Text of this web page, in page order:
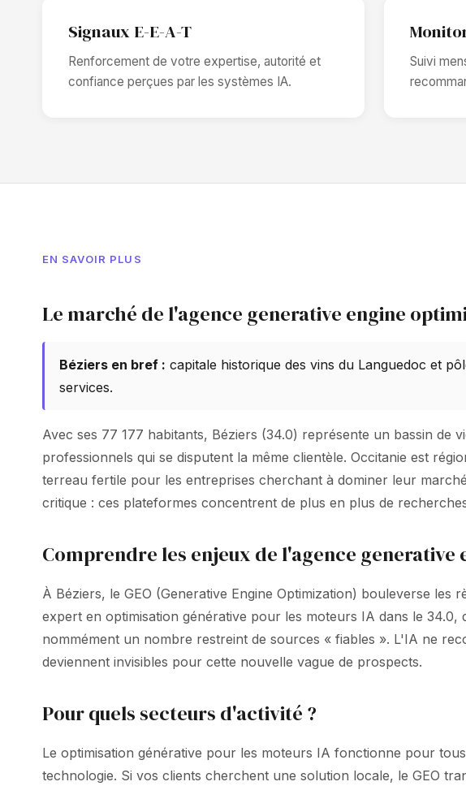
Signaux E-E-A-T
Renforcement de votre expertise, autorité et
confiance perçues par les systèmes IA.
Suivi
EN SAVOIR PLUS
Le marché de l'agence generative engine
Béziers en bref : capitale historique des vins du Languedoc et
services.
Avec ses 77 177 habitants, Béziers (34.0) représente un bassin de
professionnels qui se disputent la même clientèle. Occitanie est
terreau fertile pour les entreprises cherchant à dominer leur
critique : ces plateformes concentrent de plus en plus de
Comprendre les enjeux de l'agence generative
À Béziers, le GEO (Generative Engine Optimization) bouleverse
expert en optimisation générative pour les moteurs IA dans le
nommément un nombre restreint de sources « fiables ». L'IA ne
deviennent invisibles pour cette nouvelle vague de prospects.
Pour quels secteurs d'activité ?
Le optimisation générative pour les moteurs IA fonctionne pour
technologie. Si vos clients cherchent une solution locale, le GEO